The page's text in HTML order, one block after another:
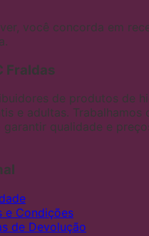
você concorda em
Fraldas
de produtos de
e adultas. Trabalhamos
garantir qualidade e
e Condições
de Devolução